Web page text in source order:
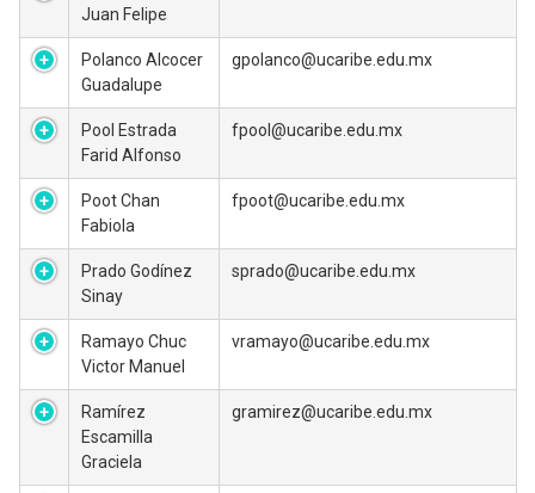
Juan Felipe
Polanco Alcocer
Guadalupe
gpolanco@ucaribe.edu.mx
Pool Estrada
Farid Alfonso
fpool@ucaribe.edu.mx
Poot Chan
Fabiola
fpoot@ucaribe.edu.mx
Prado Godínez
Sinay
sprado@ucaribe.edu.mx
Ramayo Chuc
Victor Manuel
vramayo@ucaribe.edu.mx
Ramírez
Escamilla
Graciela
gramirez@ucaribe.edu.mx